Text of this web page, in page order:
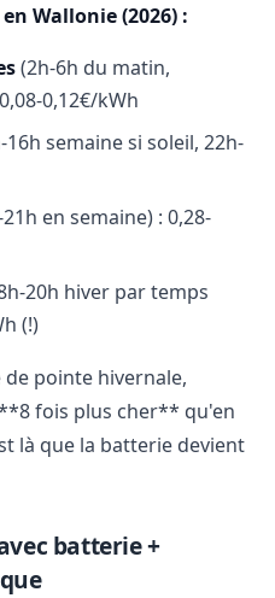
Wallonie (2026) :
(2h-6h du matin,
0,12€/kWh
16h semaine si soleil, 22h-
en semaine) : 0,28-
20h hiver par temps
(!)
pointe hivernale,
fois plus cher** qu'en
là que la batterie devient
batterie +